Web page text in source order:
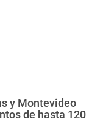
y Montevideo
de hasta 120